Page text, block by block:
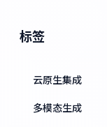
标签
云原生集成
多模态生成